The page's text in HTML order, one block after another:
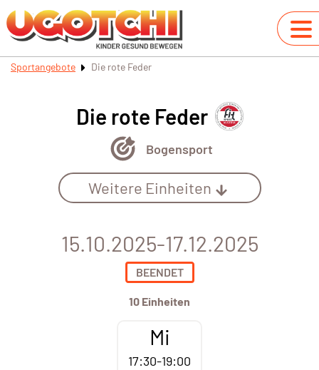
Sportangebote Die rote Feder
Die rote Feder
Bogensport
Weitere Einheiten
15.10.2025-17.12.2025
BEENDET
10 Einheiten
Mi
17:30-19:00